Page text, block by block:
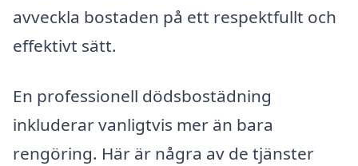
avveckla bostaden på ett respektfullt och
effektivt sätt.
En professionell dödsbostädning
inkluderar vanligtvis mer än bara
rengöring. Här är några av de tjänster